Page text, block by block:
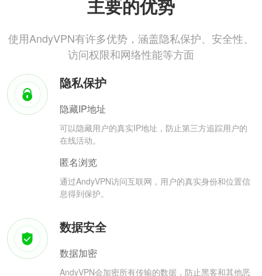
主要的优势
使用AndyVPN有许多优势，涵盖隐私保护、安全性、
访问权限和网络性能等方面
隐私保护
隐藏IP地址
可以隐藏用户的真实IP地址，防止第三方追踪用户的
在线活动。
匿名浏览
通过AndyVPN访问互联网，用户的真实身份和位置信
息得到保护。
数据安全
数据加密
AndyVPN会加密所有传输的数据，防止黑客和其他恶